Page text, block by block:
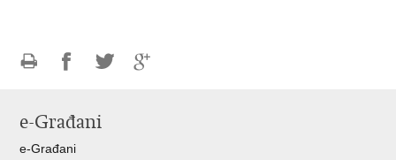
FacebookuTwitteru
e-Građani
e-Građani